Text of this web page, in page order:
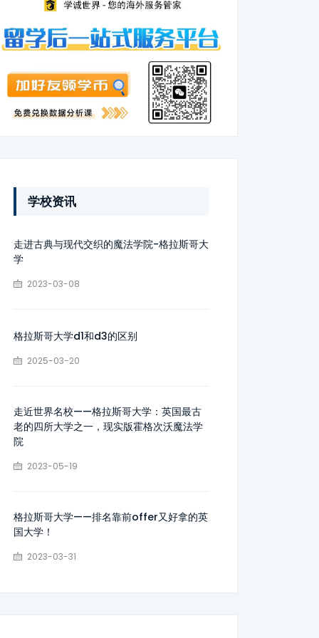
学校资讯
走进古典与现代交织的魔法学院-格拉斯哥大
学
2023-03-08
格拉斯哥大学d1和d3的区别
2025-03-20
走近世界名校——格拉斯哥大学：英国最古
老的四所大学之一，现实版霍格次沃魔法学
院
2023-05-19
格拉斯哥大学——排名靠前offer又好拿的英
国大学！
2023-03-31